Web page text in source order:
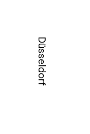
Düsseldorf